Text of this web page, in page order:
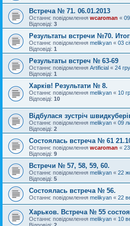
Встреча № 71. 06.01.2013
Останнє повідомлення wcaroman «
Відповіді: 3
Результаты встречи №70.
Останнє повідомлення melikyan « 03
Відповіді: 1
Результаты встреч № 63-69
Останнє повідомлення Artificial « 24
Відповіді: 1
Харків! Результати № 8.
Останнє повідомлення melikyan « 10
Відповіді: 10
Відбулася зустріч
Останнє повідомлення melikyan « 09
Відповіді: 2
Состоялась встреча № 61
Останнє повідомлення wcaroman «
Відповіді: 9
Встречи № 57, 58, 59, 60.
Останнє повідомлення melikyan « 22
Відповіді: 5
Состоялась встреча № 56.
Останнє повідомлення melikyan « 22
Харьков. Встреча № 55
Останнє повідомлення melikyan « 10